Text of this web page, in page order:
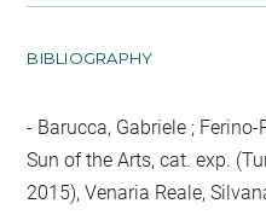
BIBLIOGRAPHY
Barucca, Gabriele ;
Sun of the Arts, cat. exp.
2015), Venaria Reale,